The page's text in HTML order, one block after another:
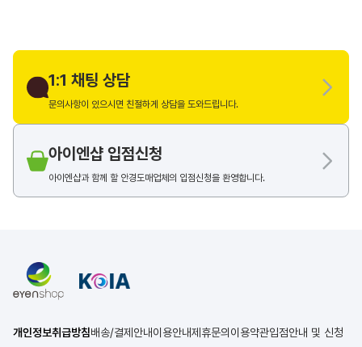
1:1 채팅 상담
문의사항이 있으시면 친절하게 상담을 도와드립니다.
아이엔샵 입점신청
아이엔샵과 함께 할 안경도매업체의 입점신청을 환영합니다.
개인정보취급방침배송/결제안내이용안내제휴문의 이용약관입점안내 및 신청